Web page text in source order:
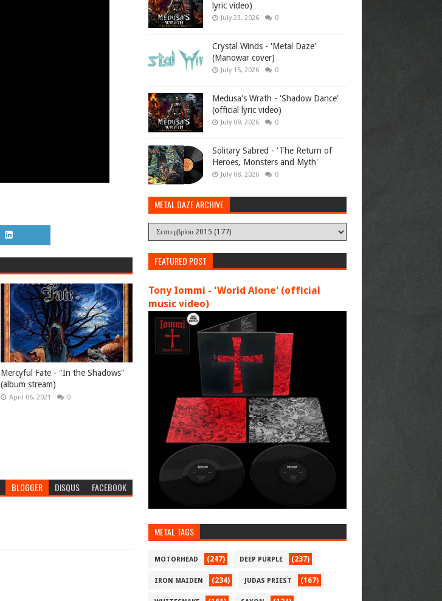
Mercyful Fate - "In the Shadows"
(album stream)
April 06, 2021 0
BLOGGER DISQUS FACEBOOK
lyric video)
July 23, 2026 0
Crystal Winds - 'Metal Daze'
(Manowar cover)
July 15, 2026 0
Medusa's Wrath - 'Shadow Dance'
(official lyric video)
July 09, 2026 0
Solitary Sabred - 'The Return of
Heroes, Monsters and Myth'
July 08, 2026 0
METAL DAZE ARCHIVE
FEATURED POST
Tony Iommi - 'World Alone' (official
music video)
METAL TAGS
MOTORHEAD (247) DEEP PURPLE (237)
IRON MAIDEN (234) JUDAS PRIEST (167)